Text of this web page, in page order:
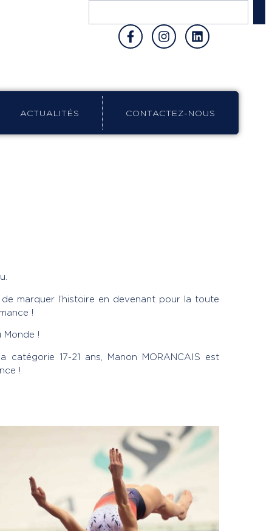
ACTUALITÉS CONTACTEZ-NOUS
marquer l’histoire en devenant pour la toute
!
Monde !
17-21 ans, Manon MORANCAIS est
!